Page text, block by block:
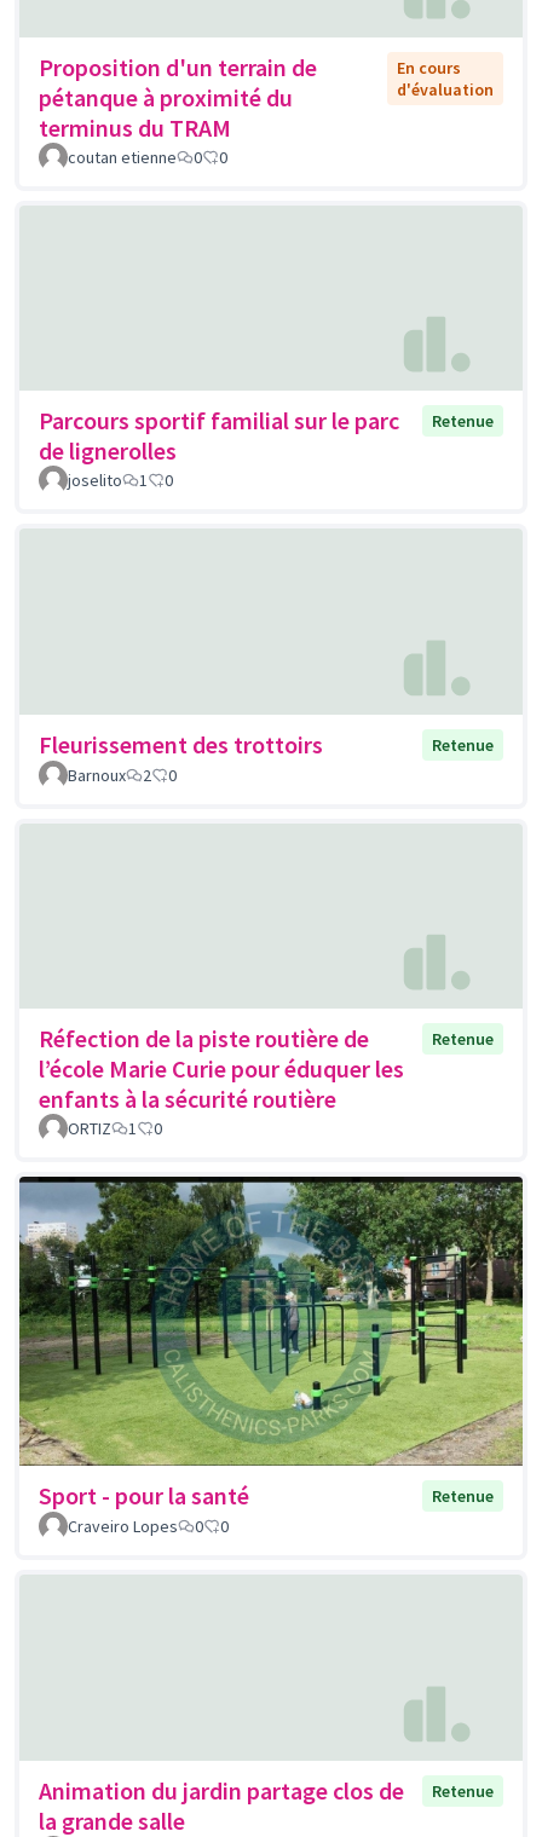
Proposition d'un terrain de
pétanque à proximité du
terminus du TRAM
En cours
d'évaluation
coutan etienne 0 0
Parcours sportif familial sur le parc
de lignerolles
Retenue
joselito 1 0
Fleurissement des trottoirs
Retenue
Barnoux
2 0
Réfection de la piste routière de
l’école Marie Curie pour éduquer les
enfants à la sécurité routière
Retenue
ORTIZ 1 0
Sport - pour la santé
Retenue
Craveiro Lopes
0 0
Animation du jardin partage clos de
la grande salle
Retenue